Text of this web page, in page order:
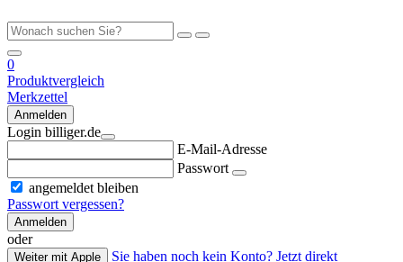
0
Produktvergleich
Merkzettel
Anmelden
Login billiger.de
E-Mail-Adresse
Passwort
angemeldet bleiben
Passwort vergessen?
Anmelden
oder
Weiter mit Apple
Sie haben noch kein Konto? Jetzt direkt